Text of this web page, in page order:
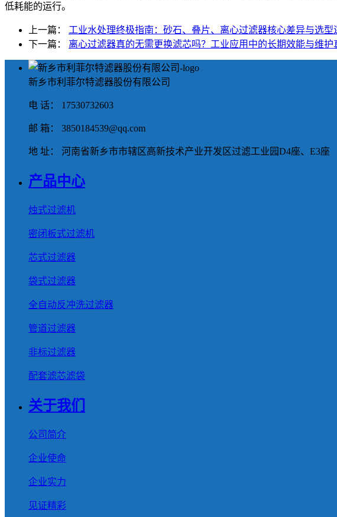
低耗能的运行。
上一篇： 工业水处理终极指南：砂石、叠片、离心过滤器核心差异与选型
下一篇： 离心过滤器真的无需更换滤芯吗？工业应用中的长期效能与维护
新乡市利菲尔特滤器股份有限公司
电 话： 17530732603
邮 箱： 3850184539@qq.com
地 址： 河南省新乡市市辖区高新技术产业开发区过滤工业园D4座、E3座
产品中心
烛式过滤机
密闭板式过滤机
芯式过滤器
袋式过滤器
全自动反冲洗过滤器
管道过滤器
非标过滤器
配套滤芯滤袋
关于我们
公司简介
企业使命
企业实力
见证精彩